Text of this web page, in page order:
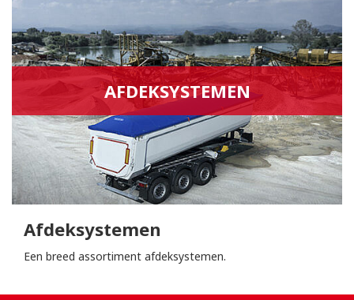
AFDEKSYSTEMEN
Afdeksystemen
Een breed assortiment afdeksystemen.